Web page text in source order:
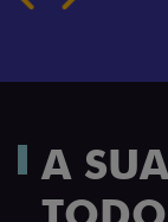
A